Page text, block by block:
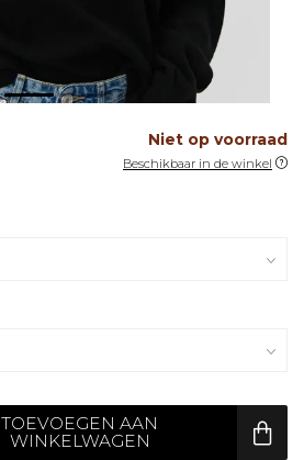
Niet op voorraad
Beschikbaar in de winkel
TOEVOEGEN AAN
WINKELWAGEN